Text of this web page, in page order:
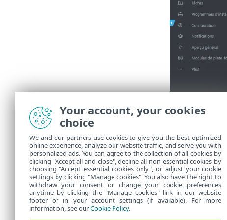
5. Cliquez sur
Your account, your cookies
choice
We and our partners use cookies to give you the best optimized
online experience, analyze our website traffic, and serve you with
personalized ads. You can agree to the collection of all cookies by
clicking "Accept all and close", decline all non-essential cookies by
choosing "Accept essential cookies only", or adjust your cookie
settings by clicking "Manage cookies". You also have the right to
withdraw your consent or change your cookie preferences
anytime by clicking the "Manage cookies" link in our website
footer or in your account settings (if available). For more
information, see ourCookie Policy.